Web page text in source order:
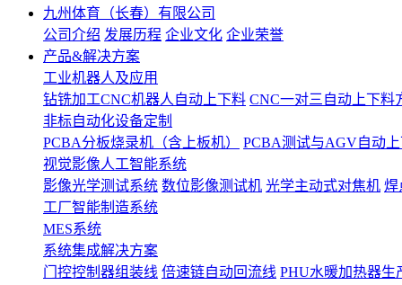
九州体育（长春）有限公司
公司介绍 发展历程 企业文化 企业荣誉
产品&解决方案
工业机器人及应用
钻铣加工CNC机器人自动上下料 CNC一对三自动上下料
非标自动化设备定制
PCBA分板烧录机（含上板机）
PCBA测试与AGV自动
视觉影像人工智能系统
影像光学测试系统 数位影像测试机 光学主动式对焦机 焊
工厂智能制造系统
MES系统
系统集成解决方案
门控控制器组装线 倍速链自动回流线 PHU水暖加热器生